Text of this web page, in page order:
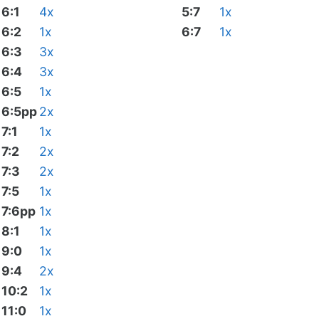
6:1
4x
6:2
1x
6:3
3x
6:4
3x
6:5
1x
6:5pp2x
7:1
1x
7:2
2x
7:3
2x
7:5
1x
7:6pp 1x
8:1
1x
9:0
1x
9:4
2x
10:2
1x
11:0
1x
5:7
1x
6:7
1x